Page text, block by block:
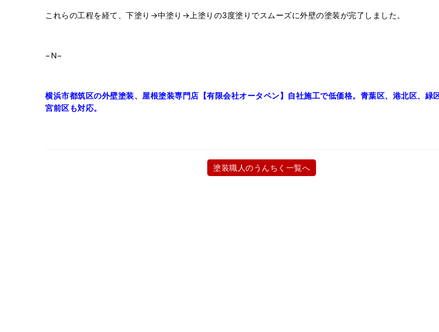
これらの工程を経て、下塗り→中塗り→上塗りの3度塗りでスムーズに外壁の塗装が完了しました。
−N−
横浜市都筑区の外壁塗装、屋根塗装専門店【有限会社オータペン】自社施工で低価格。青葉区、港北区、緑
宮前区も対応。
塗装職人のうんちく一覧へ